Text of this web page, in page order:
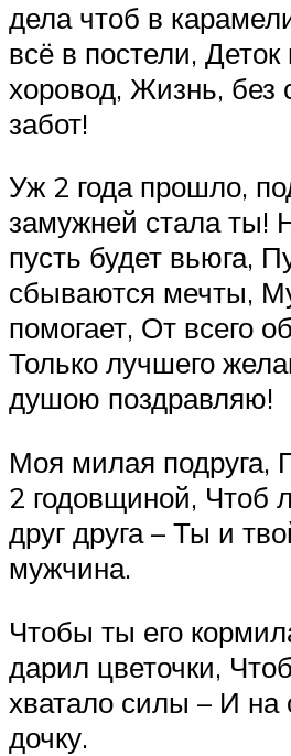
дела чтоб в
всё в постели,
хоровод, Жизнь, без
забот!
Уж 2 года прошло,
замужней стала ты!
пусть будет вьюга,
сбываются мечты,
помогает, От всего
Только лучшего
душою поздравляю!
Моя милая подруга,
2 годовщиной, Чтоб
друг друга – Ты и
мужчина.
Чтобы ты его
дарил цветочки,
хватало силы – И на
дочку.